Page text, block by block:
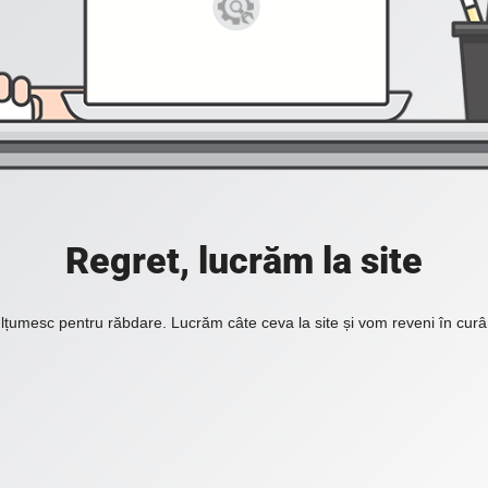
Regret, lucrăm la site
pentru răbdare. Lucrăm câte ceva la site și vom reveni în